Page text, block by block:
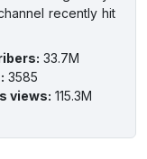
recently hit
: 33.7M
: 3585
views: 115.3M